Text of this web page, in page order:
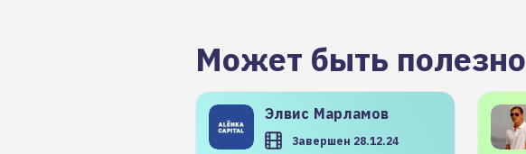
Может быть полезно
Элвис Марламов
Завершен 28.12.24